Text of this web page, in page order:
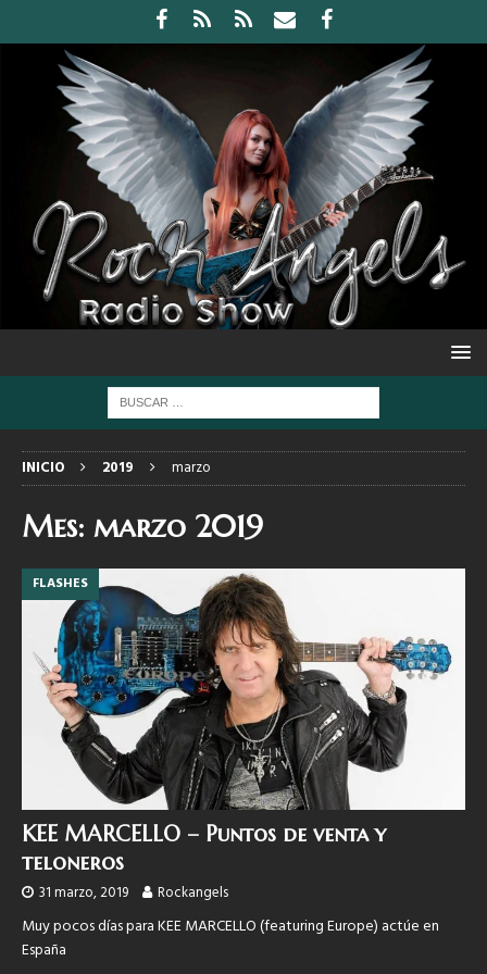
INICIO 2019 marzo
Mes: marzo 2019
FLASHES
KEE MARCELLO – Puntos de venta y
teloneros
31 marzo, 2019 Rockangels
Muy pocos días para KEE MARCELLO (featuring Europe) actúe en
España